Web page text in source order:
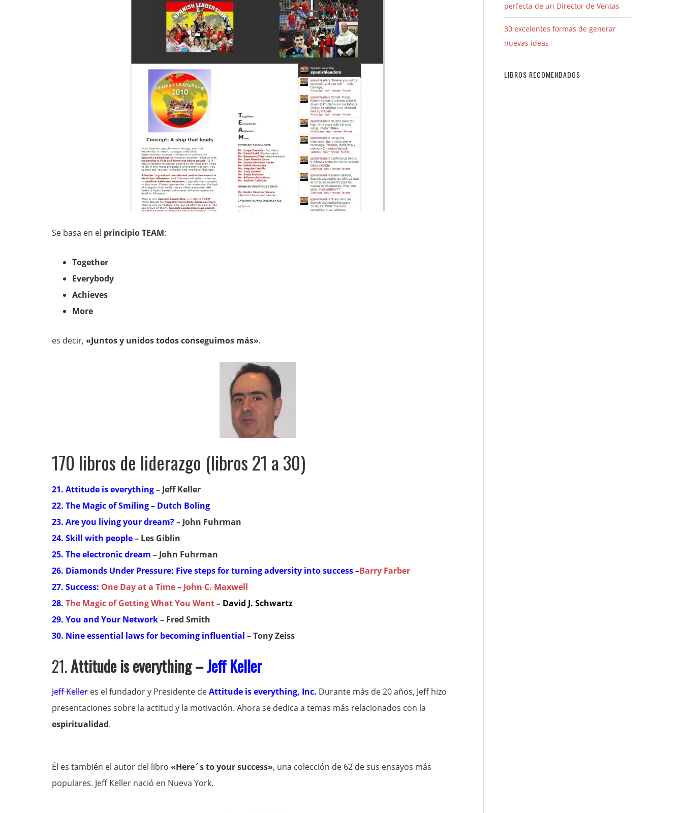
Se basa en el principio TEAM:
Together
Everybody
Achieves
More
es decir, «Juntos y unidos todos conseguimos más».
170 libros de liderazgo (libros 21 a 30)
21. Attitude is everything– Jeff Keller
22. The Magic of Smiling– Dutch Boling
23. Are you living your dream?– John Fuhrman
24. Skill with people– Les Giblin
25. The electronic dream – John Fuhrman
26. Diamonds Under Pressure: Five steps for turning adversity into success–Barry Farber
27. Success: One Day at a Time–John C. Maxwell
28. The Magic of Getting What You Want– David J. Schwartz
29. You and Your Network– Fred Smith
30. Nine essential laws for becoming influential – Tony Zeiss
21.Attitude is everything –Jeff Keller
Jeff Keller es el fundador y Presidente deAttitude is everything, Inc. Durante más de 20 años, Jeff hizo
presentaciones sobre la actitud y la motivación. Ahora se dedica a temas más relacionados con la
espiritualidad.
Él es también el autor del libro «Here´s to your success», una colección de 62 de sus ensayos más
populares. Jeff Keller nació en Nueva York.
perfecta de un Director de Ventas
30 excelentes formas de generar
nuevas ideas
LIBROS RECOMENDADOS